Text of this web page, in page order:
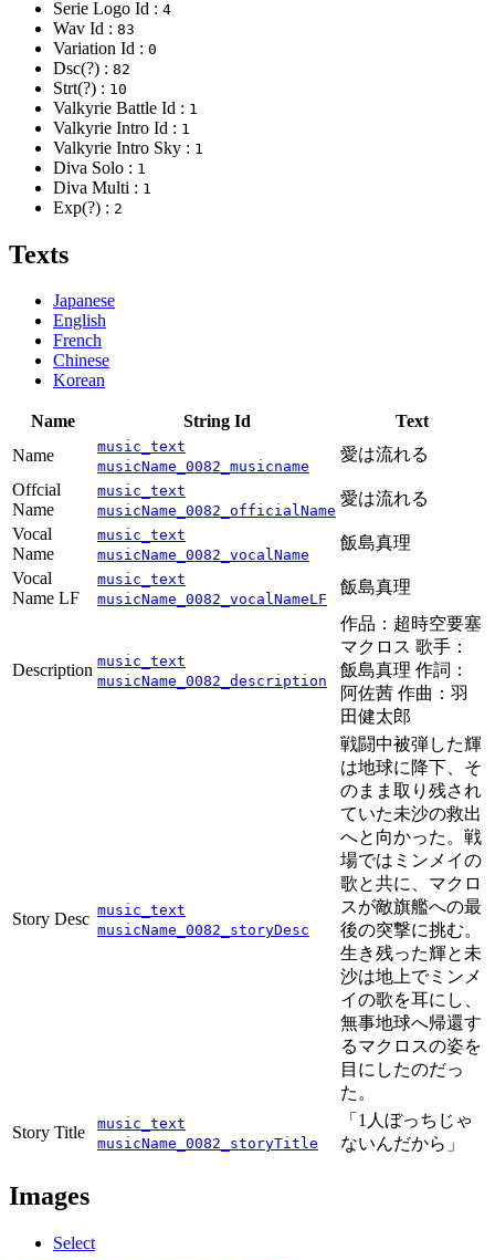
Serie Logo Id : 4
Wav Id : 83
Variation Id : 0
Dsc(?) : 82
Strt(?) : 10
Valkyrie Battle Id : 1
Valkyrie Intro Id : 1
Valkyrie Intro Sky : 1
Diva Solo : 1
Diva Multi : 1
Exp(?) : 2
Texts
Japanese
English
French
Chinese
Korean
Name String Id
Text
Name
music_text
musicName_0082_musicname
愛は流れる
Offcial
Name
music_text
musicName_0082_officialName
愛は流れる
Vocal
Name
music_text
musicName_0082_vocalName
飯島真理
Vocal
Name LF
music_text
musicName_0082_vocalNameLF
飯島真理
Description music_text
musicName_0082_description
作品：超時空要塞
マクロス 歌手：
飯島真理 作詞：
阿佐茜 作曲：羽
田健太郎
Story Desc music_text
musicName_0082_storyDesc
戦闘中被弾した輝
は地球に降下、そ
のまま取り残され
ていた未沙の救出
へと向かった。戦
場ではミンメイの
歌と共に、マクロ
スが敵旗艦への最
後の突撃に挑む。
生き残った輝と未
沙は地上でミンメ
イの歌を耳にし、
無事地球へ帰還す
るマクロスの姿を
目にしたのだっ
た。
Story Title
music_text
musicName_0082_storyTitle
「1人ぼっちじゃ
ないんだから」
Images
Select